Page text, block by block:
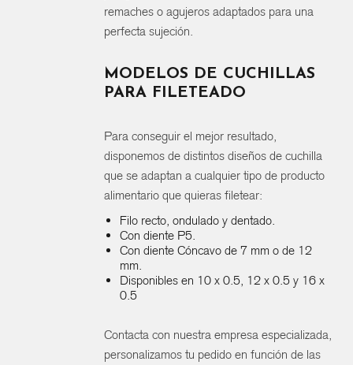
remaches o agujeros adaptados para una
perfecta sujeción.
MODELOS DE CUCHILLAS
PARA FILETEADO
Para conseguir el mejor resultado,
disponemos de distintos diseños de cuchilla
que se adaptan a cualquier tipo de producto
alimentario que quieras filetear:
Filo recto, ondulado y dentado.
Con diente P5.
Con diente Cóncavo de 7 mm o de 12
mm.
Disponibles en 10 x 0.5, 12 x 0.5 y 16 x
0.5
Contacta con nuestra empresa especializada,
personalizamos tu pedido en función de las